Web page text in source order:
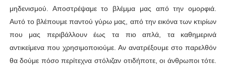
μηδενισμού. Αποστρέψαμε το βλέμμα μας από την ομορφιά.
Αυτό το βλέπουμε παντού γύρω μας, από την εικόνα των κτιρίων
που μας περιβάλλουν έως τα πιο απλά, τα καθημερινά
αντικείμενα που χρησιμοποιούμε. Αν ανατρέξουμε στο παρελθόν
θα δούμε πόσο περίτεχνα στόλιζαν οτιδήποτε, οι άνθρωποι τότε.